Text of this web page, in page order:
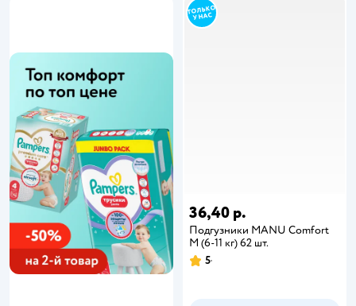
36,40 р.
Подгузники MANU Comfort
M (6-11 кг) 62 шт.
5